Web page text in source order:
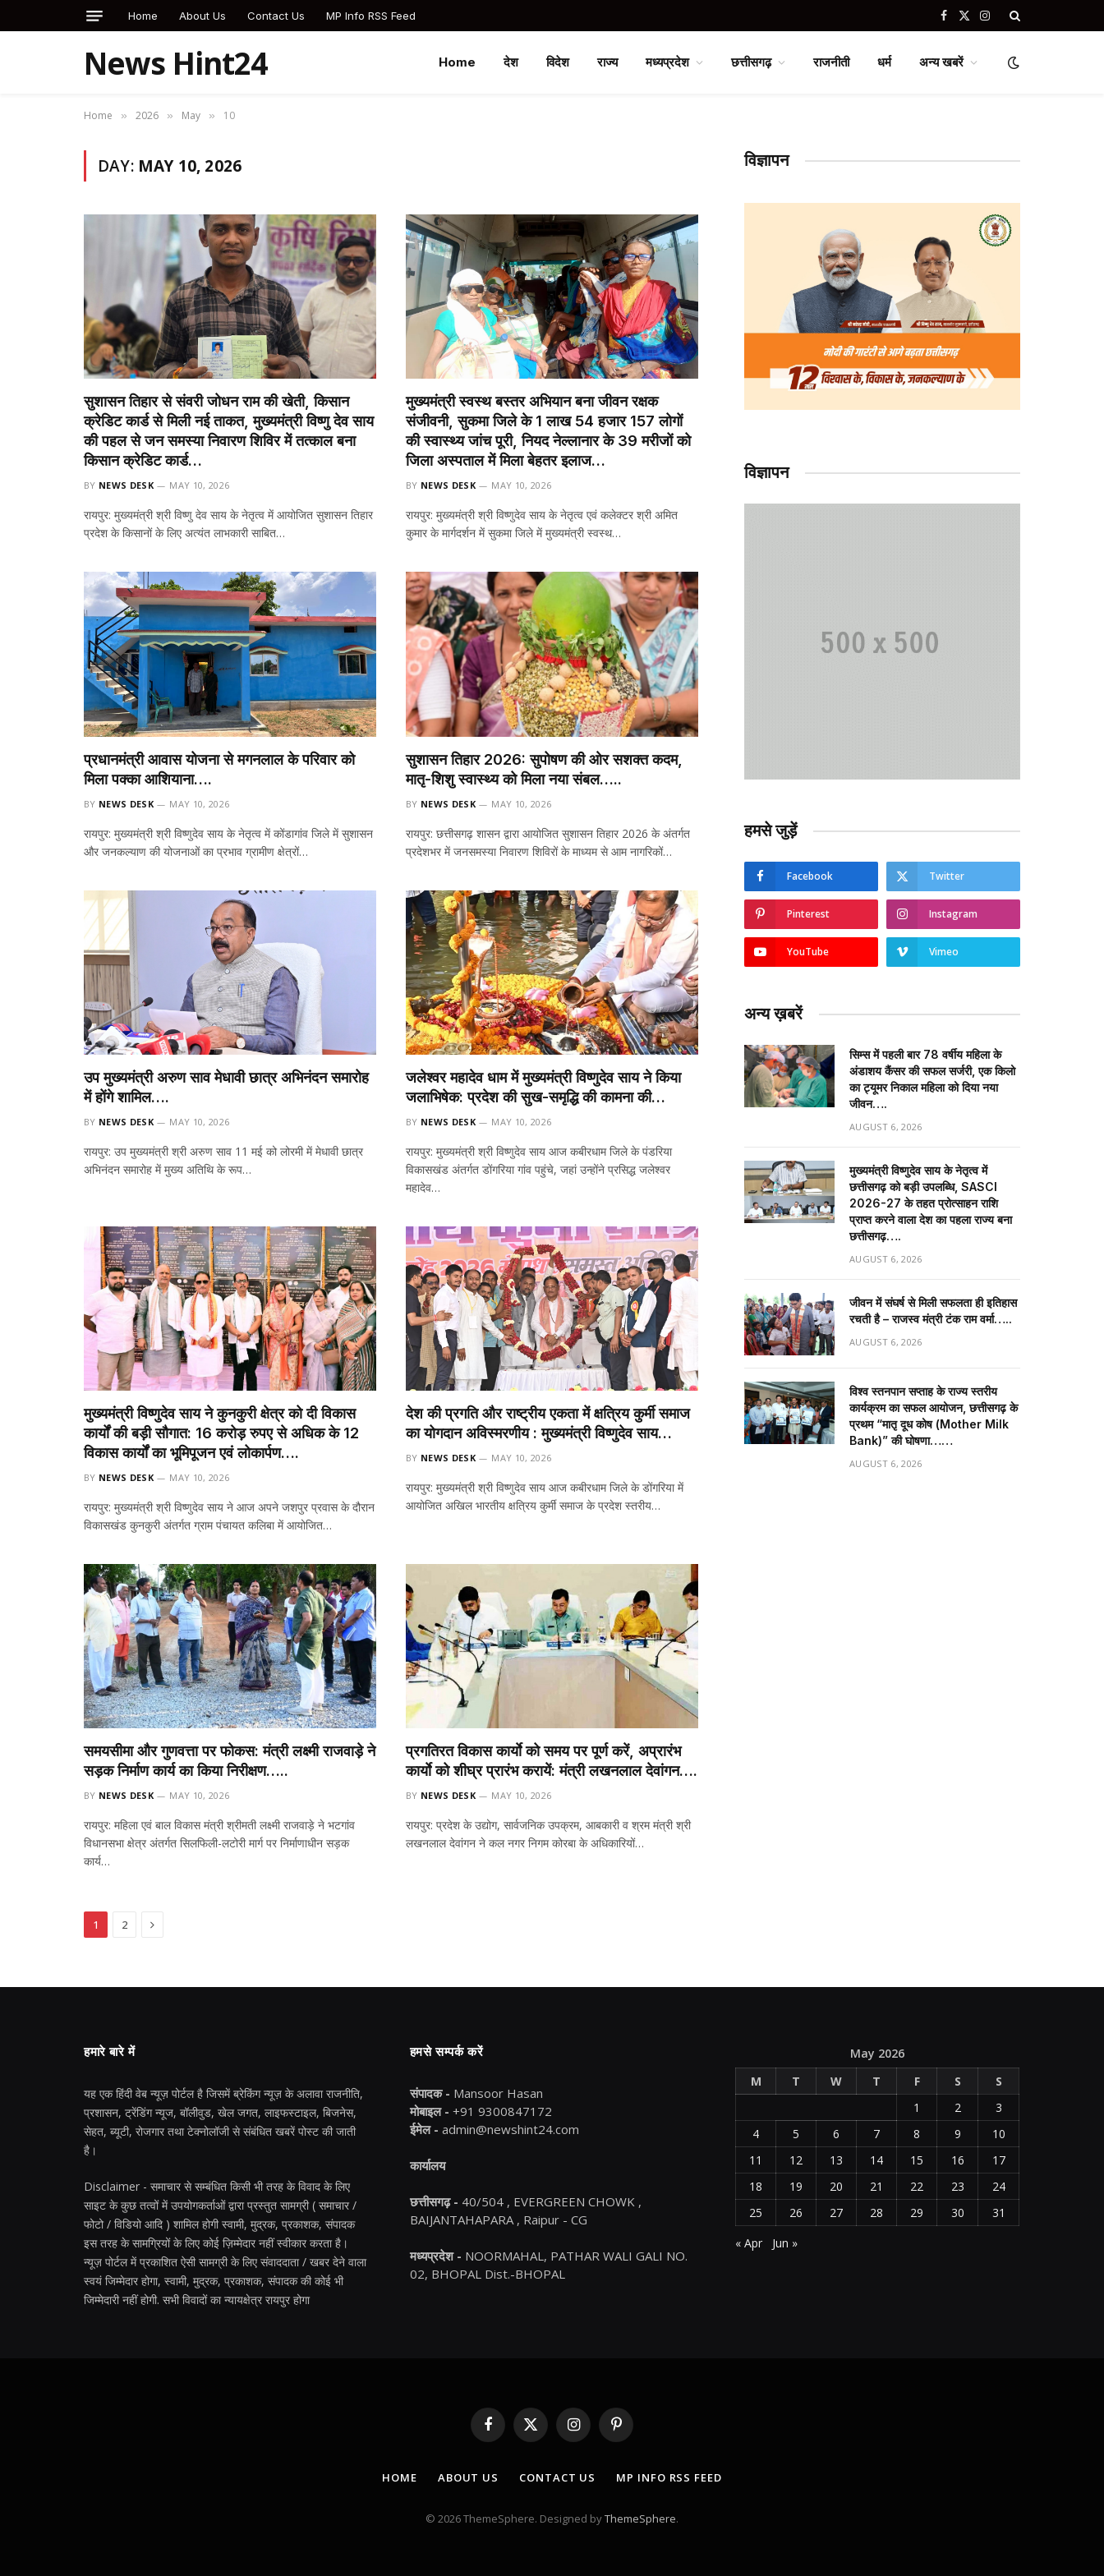
Home About Us Contact Us MP Info RSS Feed Facebook
X
Instagram
News Hint24 Home देश विदेश राज्य मध्यप्रदेश छत्तीसगढ़ राजनीती धर्म अन्य खबरें
Home » 2026 » May » 10
DAY: MAY 10, 2026
सुशासन तिहार से संवरी जोधन राम की खेती, किसान
क्रेडिट कार्ड से मिली नई ताकत, मुख्यमंत्री विष्णु देव साय
की पहल से जन समस्या निवारण शिविर में तत्काल बना
किसान क्रेडिट कार्ड…
BY NEWS DESK MAY 10, 2026
रायपुर: मुख्यमंत्री श्री विष्णु देव साय के नेतृत्व में आयोजित सुशासन तिहार
प्रदेश के किसानों के लिए अत्यंत लाभकारी साबित…
मुख्यमंत्री स्वस्थ बस्तर अभियान बना जीवन रक्षक
संजीवनी, सुकमा जिले के 1 लाख 54 हजार 157 लोगों
की स्वास्थ्य जांच पूरी, नियद नेल्लानार के 39 मरीजों को
जिला अस्पताल में मिला बेहतर इलाज…
BY NEWS DESK MAY 10, 2026
रायपुर: मुख्यमंत्री श्री विष्णुदेव साय के नेतृत्व एवं कलेक्टर श्री अमित
कुमार के मार्गदर्शन में सुकमा जिले में मुख्यमंत्री स्वस्थ…
प्रधानमंत्री आवास योजना से मगनलाल के परिवार को
मिला पक्का आशियाना….
BY NEWS DESK MAY 10, 2026
रायपुर: मुख्यमंत्री श्री विष्णुदेव साय के नेतृत्व में कोंडागांव जिले में सुशासन
और जनकल्याण की योजनाओं का प्रभाव ग्रामीण क्षेत्रों…
सुशासन तिहार 2026: सुपोषण की ओर सशक्त कदम,
मातृ-शिशु स्वास्थ्य को मिला नया संबल…..
BY NEWS DESK MAY 10, 2026
रायपुर: छत्तीसगढ़ शासन द्वारा आयोजित सुशासन तिहार 2026 के अंतर्गत
प्रदेशभर में जनसमस्या निवारण शिविरों के माध्यम से आम नागरिकों…
उप मुख्यमंत्री अरुण साव मेधावी छात्र अभिनंदन समारोह
में होंगे शामिल….
BY NEWS DESK MAY 10, 2026
रायपुर: उप मुख्यमंत्री श्री अरुण साव 11 मई को लोरमी में मेधावी छात्र
अभिनंदन समारोह में मुख्य अतिथि के रूप…
जलेश्वर महादेव धाम में मुख्यमंत्री विष्णुदेव साय ने किया
जलाभिषेक: प्रदेश की सुख-समृद्धि की कामना की…
BY NEWS DESK MAY 10, 2026
रायपुर: मुख्यमंत्री श्री विष्णुदेव साय आज कबीरधाम जिले के पंडरिया
विकासखंड अंतर्गत डोंगरिया गांव पहुंचे, जहां उन्होंने प्रसिद्ध जलेश्वर
महादेव…
मुख्यमंत्री विष्णुदेव साय ने कुनकुरी क्षेत्र को दी विकास
कार्यों की बड़ी सौगात: 16 करोड़ रुपए से अधिक के 12
विकास कार्यों का भूमिपूजन एवं लोकार्पण….
BY NEWS DESK MAY 10, 2026
रायपुर: मुख्यमंत्री श्री विष्णुदेव साय ने आज अपने जशपुर प्रवास के दौरान
विकासखंड कुनकुरी अंतर्गत ग्राम पंचायत कलिबा में आयोजित…
देश की प्रगति और राष्ट्रीय एकता में क्षत्रिय कुर्मी समाज
का योगदान अविस्मरणीय : मुख्यमंत्री विष्णुदेव साय…
BY NEWS DESK MAY 10, 2026
रायपुर: मुख्यमंत्री श्री विष्णुदेव साय आज कबीरधाम जिले के डोंगरिया में
आयोजित अखिल भारतीय क्षत्रिय कुर्मी समाज के प्रदेश स्तरीय…
समयसीमा और गुणवत्ता पर फोकस: मंत्री लक्ष्मी राजवाड़े ने
सड़क निर्माण कार्य का किया निरीक्षण…..
BY NEWS DESK MAY 10, 2026
रायपुर: महिला एवं बाल विकास मंत्री श्रीमती लक्ष्मी राजवाड़े ने भटगांव
विधानसभा क्षेत्र अंतर्गत सिलफिली-लटोरी मार्ग पर निर्माणाधीन सड़क
कार्य…
प्रगतिरत विकास कार्याे को समय पर पूर्ण करें, अप्रारंभ
कार्याे को शीघ्र प्रारंभ करायें: मंत्री लखनलाल देवांगन….
BY NEWS DESK MAY 10, 2026
रायपुर: प्रदेश के उद्योग, सार्वजनिक उपक्रम, आबकारी व श्रम मंत्री श्री
लखनलाल देवांगन ने कल नगर निगम कोरबा के अधिकारियों…
1 2 Next
विज्ञापन
विज्ञापन
हमसे जुड़ें
Facebook Twitter
Pinterest Instagram
YouTube Vimeo
अन्य ख़बरें
सिम्स में पहली बार 78 वर्षीय महिला के
अंडाशय कैंसर की सफल सर्जरी, एक किलो
का ट्यूमर निकाल महिला को दिया नया
जीवन….
AUGUST 6, 2026
मुख्यमंत्री विष्णुदेव साय के नेतृत्व में
छत्तीसगढ़ को बड़ी उपलब्धि, SASCI
2026-27 के तहत प्रोत्साहन राशि
प्राप्त करने वाला देश का पहला राज्य बना
छत्तीसगढ़….
AUGUST 6, 2026
जीवन में संघर्ष से मिली सफलता ही इतिहास
रचती है – राजस्व मंत्री टंक राम वर्मा…..
AUGUST 6, 2026
विश्व स्तनपान सप्ताह के राज्य स्तरीय
कार्यक्रम का सफल आयोजन, छत्तीसगढ़ के
प्रथम “मातृ दूध कोष (Mother Milk
Bank)” की घोषणा……
AUGUST 6, 2026
हमारे बारे में
यह एक हिंदी वेब न्यूज़ पोर्टल है जिसमें ब्रेकिंग न्यूज़ के अलावा राजनीति,
प्रशासन, ट्रेंडिंग न्यूज, बॉलीवुड, खेल जगत, लाइफस्टाइल, बिजनेस,
सेहत, ब्यूटी, रोजगार तथा टेक्नोलॉजी से संबंधित खबरें पोस्ट की जाती
है।
Disclaimer - समाचार से सम्बंधित किसी भी तरह के विवाद के लिए
साइट के कुछ तत्वों में उपयोगकर्ताओं द्वारा प्रस्तुत सामग्री ( समाचार /
फोटो / विडियो आदि ) शामिल होगी स्वामी, मुद्रक, प्रकाशक, संपादक
इस तरह के सामग्रियों के लिए कोई ज़िम्मेदार नहीं स्वीकार करता है।
न्यूज़ पोर्टल में प्रकाशित ऐसी सामग्री के लिए संवाददाता / खबर देने वाला
स्वयं जिम्मेदार होगा, स्वामी, मुद्रक, प्रकाशक, संपादक की कोई भी
जिम्मेदारी नहीं होगी. सभी विवादों का न्यायक्षेत्र रायपुर होगा
हमसे सम्पर्क करें
संपादक - Mansoor Hasan
मोबाइल - +91 9300847172
ईमेल - admin@newshint24.com
कार्यालय
छत्तीसगढ़ - 40/504 , EVERGREEN CHOWK ,
BAIJANTAHAPARA , Raipur - CG
मध्यप्रदेश - NOORMAHAL, PATHAR WALI GALI NO.
02, BHOPAL Dist.-BHOPAL
May 2026
M
T W T F S
S
1
2
3
4
5 6 7 8 9
10
11
12 13 14 15 16
17
18
19 20 21 22 23
24
25
26 27 28 29 30
31
« Apr
Jun »
Facebook
X
(Twitter)
InstagramPinterest
HOME ABOUT US CONTACT US MP INFO RSS FEED
© 2026 ThemeSphere. Designed byThemeSphere.